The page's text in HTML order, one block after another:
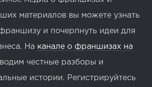
материалов вы можете узнать
и почерпнуть идеи для
На канале о франшизах на
честные разборы и
истории. Регистрируйтесь